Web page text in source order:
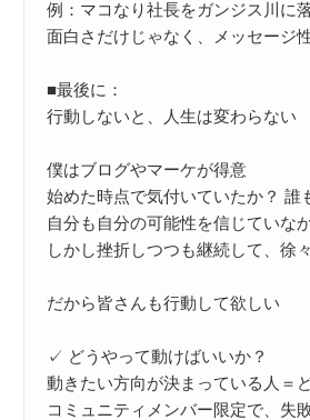
例：マコなり社長をガンジス川に
面白さだけじゃなく、メッセージ
■最後に：
行動しないと、人生は変わらない
僕はブログやマーケが得意
始めた時点で気付いていたか？ 誰
自分も自分の可能性を信じていな
しかし挫折しつつも継続して、徐
だから皆さんも行動して欲しい
✓ どうやって動けばいいか？
動きたい方向が決まっている人＝
コミュニティメンバー限定で、失